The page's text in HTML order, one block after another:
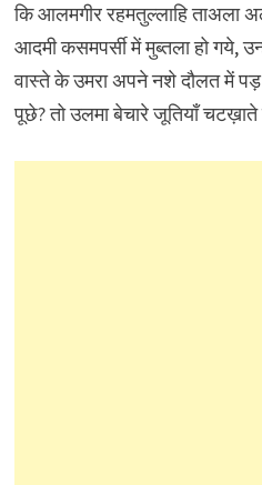
कि आलमगीर रहमतुल्लाहि ताअला
आदमी कसमपर्सी में मुब्तला हो गये,
वास्ते के उमरा अपने नशे दौलत में
पूछे? तो उलमा बेचारे जूतियाँ